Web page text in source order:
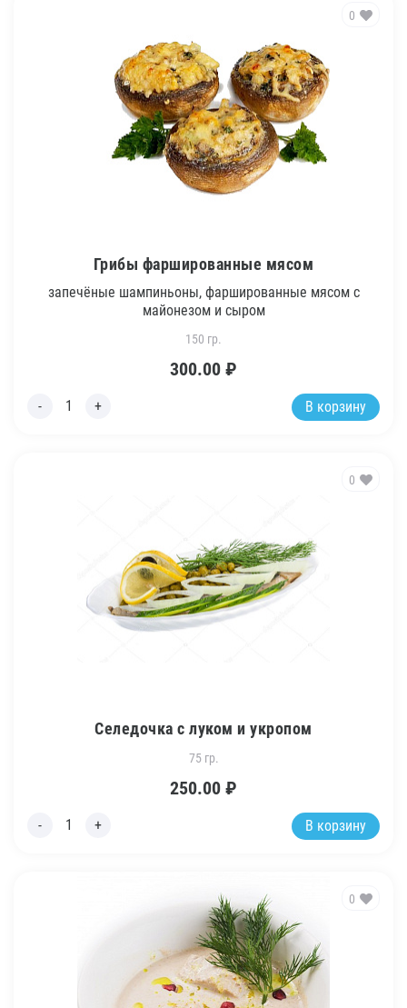
0
Грибы фаршированные мясом
запечёные шампиньоны, фаршированные мясом с
майонезом и сыром
150 гр.
300.00 ₽
В корзину
0
Селедочка с луком и укропом
75 гр.
250.00 ₽
В корзину
0